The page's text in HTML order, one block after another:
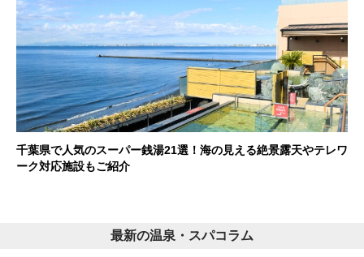
千葉県で人気のスーパー銭湯21選！海の見える絶景露天やテレワ
ーク対応施設もご紹介
最新の温泉・スパコラム